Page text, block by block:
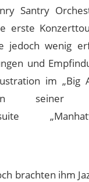
Santry
erste
jedoch wenig
und
im „Big
seiner
brachten ihm